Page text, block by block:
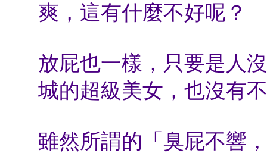
爽，這有什麼不好呢？
放屁也一樣，只要是人
城的超級美女，也沒有
雖然所謂的「臭屁不響